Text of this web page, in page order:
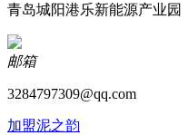
青岛城阳港乐新能源产业园
邮箱
3284797309@qq.com
加盟泥之韵